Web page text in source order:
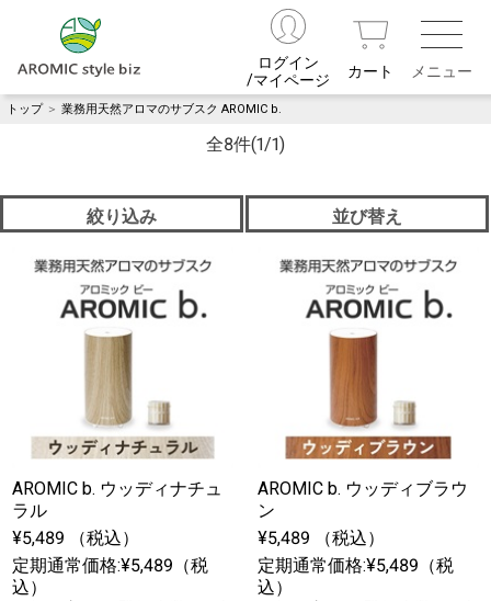
ログイン
/マイページ
カート
トップ ＞ 業務用天然アロマのサブスク AROMIC b.
全8件(1/1)
絞り込み 並び替え
AROMIC b. ウッディナチュ
ラル
¥5,489 （税込）
定期通常価格:¥5,489（税
込）
AROMIC b. ウッディブラウ
ン
¥5,489 （税込）
定期通常価格:¥5,489（税
込）